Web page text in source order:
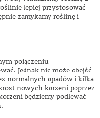
lepiej przystosować
zamykamy roślinę i
połączeniu
Jednak nie może obejść
normalnych opadów i kilka
nowych korzeni poprzez
będziemy podlewać